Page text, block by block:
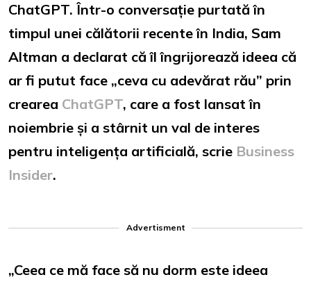
ChatGPT. Într-o conversație purtată în
timpul unei călătorii recente în India, Sam
Altman a declarat că îl îngrijorează ideea că
ar fi putut face „ceva cu adevărat rău” prin
crearea ChatGPT, care a fost lansat în
noiembrie și a stârnit un val de interes
pentru inteligența artificială, scrie Business
Insider.
Advertisment
„Ceea ce mă face să nu dorm este ideea